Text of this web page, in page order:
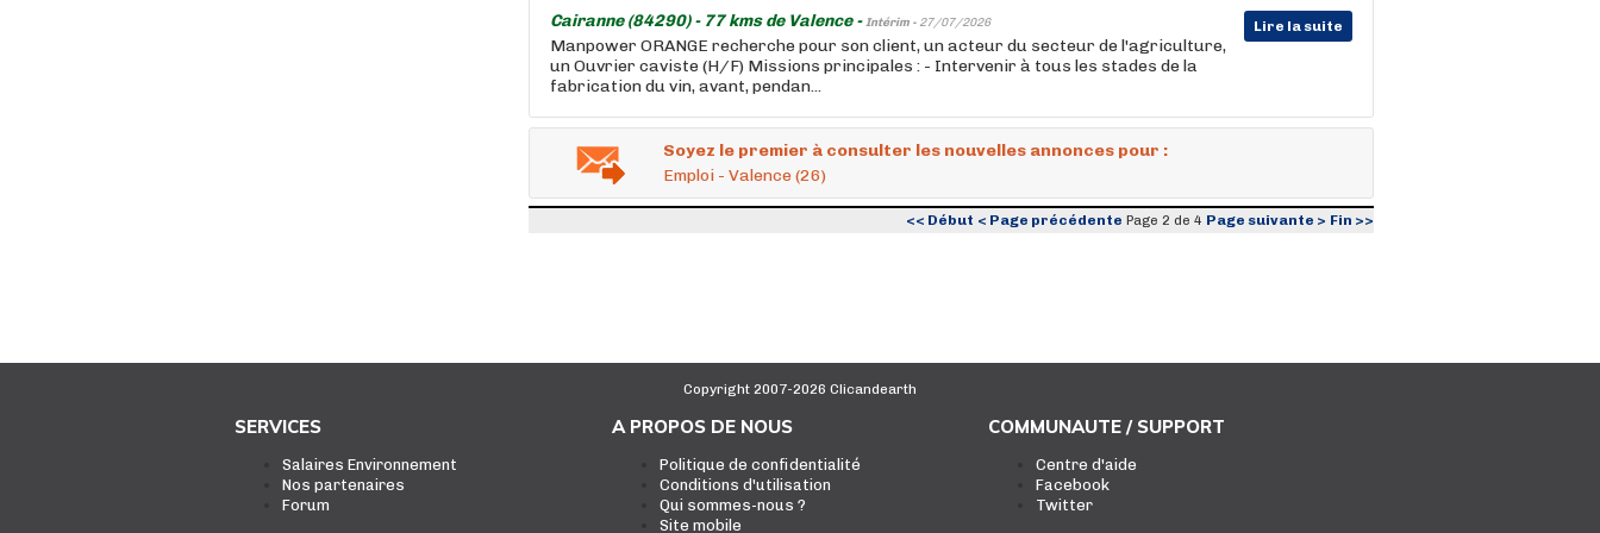
Cairanne (84290) - 77 kms de Valence -Intérim - 27/07/2026 Lire la suite
Manpower ORANGE recherche pour son client, un acteur du secteur de l'agriculture,
un Ouvrier caviste (H/F) Missions principales : - Intervenir à tous les stades de la
fabrication du vin, avant, pendan...
Soyez le premier à consulter les nouvelles annonces pour :
Emploi - Valence (26)
<< Début < Page précédente Page 2 de 4 Page suivante > Fin >>
Copyright 2007-2026 Clicandearth
SERVICES
Salaires Environnement
Nos partenaires
Forum
A PROPOS DE NOUS
Politique de confidentialité
Conditions d'utilisation
Qui sommes-nous ?
Site mobile
COMMUNAUTE / SUPPORT
Centre d'aide
Facebook
Twitter